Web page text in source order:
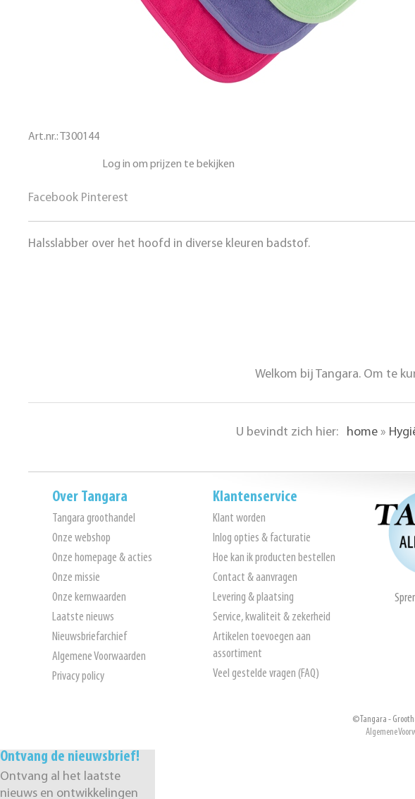
Art.nr.: T300144
Log in om prijzen te bekijken
Facebook Pinterest
Halsslabber over het hoofd in diverse kleuren badstof.
Welkom bij Tangara. Om te
U bevindt zich hier: home »
Over Tangara
Tangara groothandel
Onze webshop
Onze homepage & acties
Onze missie
Onze kernwaarden
Laatste nieuws
Nieuwsbriefarchief
Algemene Voorwaarden
Privacy policy
Klantenservice
Klant worden
Inlog opties & facturatie
Hoe kan ik producten bestellen
Contact & aanvragen
Levering & plaatsing
Service, kwaliteit & zekerheid
Artikelen toevoegen aan
assortiment
Veel gestelde vragen (FAQ)
© Tangara -
Algemene
Ontvang de nieuwsbrief!
Ontvang al het laatste
nieuws en ontwikkelingen